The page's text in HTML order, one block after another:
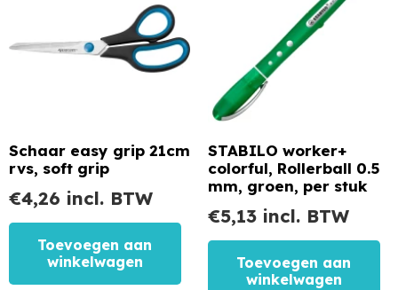
Schaar easy grip 21cm
rvs, soft grip
€4,26 incl. BTW
Toevoegen aan
winkelwagen
STABILO worker+
colorful, Rollerball 0.5
mm, groen, per stuk
€5,13 incl. BTW
Toevoegen aan
winkelwagen